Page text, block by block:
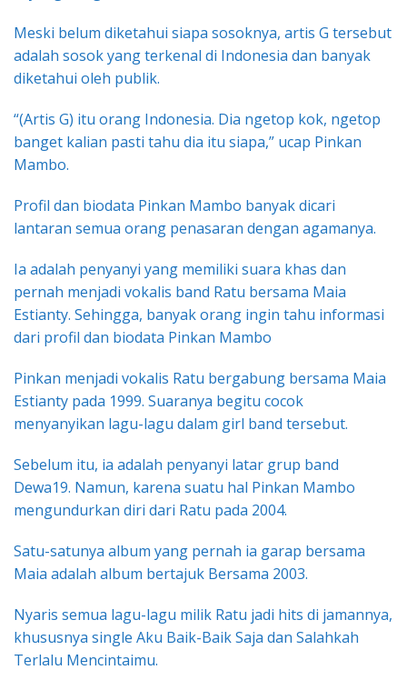
Meski belum diketahui siapa sosoknya, artis G tersebut
adalah sosok yang terkenal di Indonesia dan banyak
diketahui oleh publik.
“(Artis G) itu orang Indonesia. Dia ngetop kok, ngetop
banget kalian pasti tahu dia itu siapa,” ucap Pinkan
Mambo.
Profil dan biodata Pinkan Mambo banyak dicari
lantaran semua orang penasaran dengan agamanya.
Ia adalah penyanyi yang memiliki suara khas dan
pernah menjadi vokalis band Ratu bersama Maia
Estianty. Sehingga, banyak orang ingin tahu informasi
dari profil dan biodata Pinkan Mambo
Pinkan menjadi vokalis Ratu bergabung bersama Maia
Estianty pada 1999. Suaranya begitu cocok
menyanyikan lagu-lagu dalam girl band tersebut.
Sebelum itu, ia adalah penyanyi latar grup band
Dewa19. Namun, karena suatu hal Pinkan Mambo
mengundurkan diri dari Ratu pada 2004.
Satu-satunya album yang pernah ia garap bersama
Maia adalah album bertajuk Bersama 2003.
Nyaris semua lagu-lagu milik Ratu jadi hits di jamannya,
khususnya single Aku Baik-Baik Saja dan Salahkah
Terlalu Mencintaimu.